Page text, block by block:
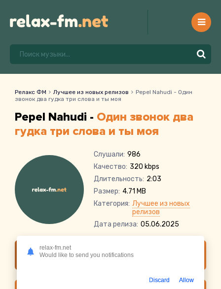
Релакс ФМ Лучшее из новых релизов
Pepel Nahudi - Один
звонок два гудка три слова и ты моя
Pepel Nahudi - Один звонок два
гудка три слова и ты моя
Слушали: 986
Качество: 320 kbps
Длительность: 2:03
Размер: 4.71 MB
Категория: Лучшее из новых
релизов
Дата релиза: 05.06.2025
Слушать онлайн Pepel Nahudi - Один звонок
два гудка три слова и ты моя
relax-fm.net
Would like to send you notifications
Discard Allow